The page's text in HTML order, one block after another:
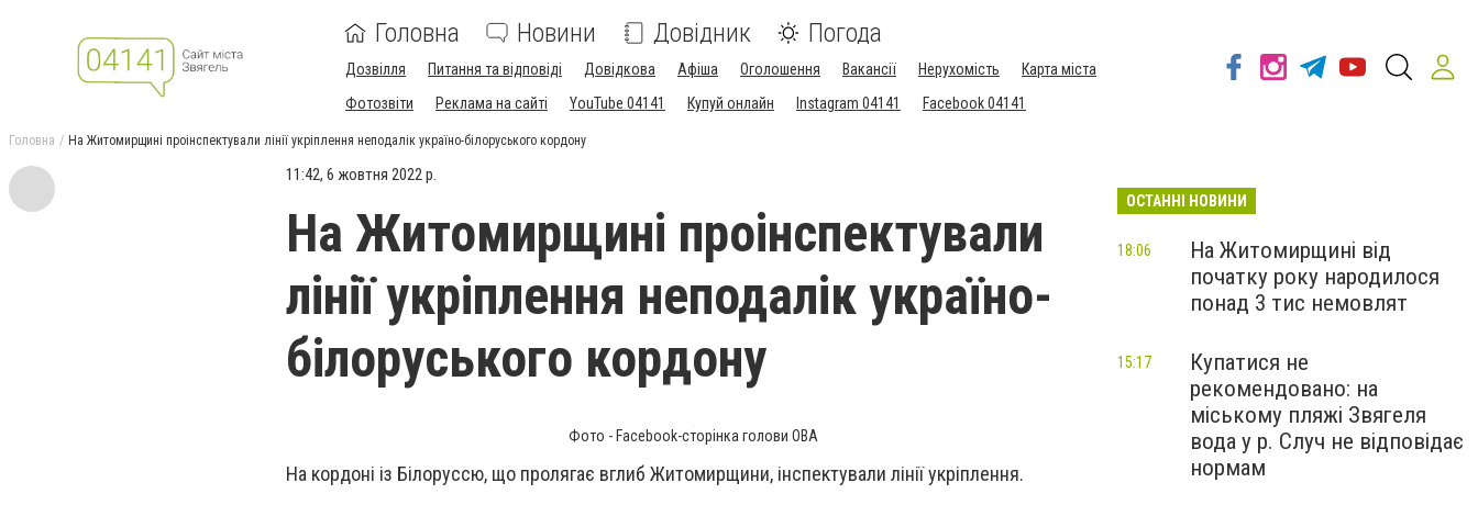
Головна Новини Довідник Погода
Дозвілля Питання та відповіді Довідкова Афіша Оголошення Вакансії Нерухомість
Карта міста
Фотозвіти
Реклама на сайті YouTube 04141 Купуй онлайн Instagram 04141 Facebook 04141
Головна На Житомирщині проінспектували лінії укріплення неподалік україно-білоруського кордону
11:42, 6 жовтня 2022 р.
На Житомирщині проінспектували
лінії укріплення неподалік україно-
білоруського кордону
Фото - Facebook-сторінка голови ОВА
На кордоні із Білоруссю, що пролягає вглиб Житомирщини, інспектували лінії укріплення.
ОСТАННІ НОВИНИ
На Житомирщині від
початку року народилося
понад 3 тис немовлят
18:06
Купатися не
рекомендовано: на
міському пляжі Звягеля
вода у р. Случ не відповідає
нормам
15:17